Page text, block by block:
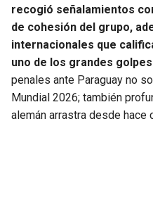
recogió señalamientos
de cohesión del grupo,
internacionales que
uno de los grandes
penales ante Paraguay no
Mundial 2026; también
alemán arrastra desde hace